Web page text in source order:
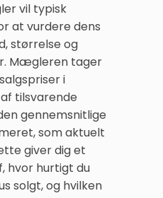
vil typisk
at vurdere dens
størrelse og
Mægleren tager
i
tilsvarende
gennemsnitlige
som aktuelt
giver dig et
hvor hurtigt du
solgt, og hvilken